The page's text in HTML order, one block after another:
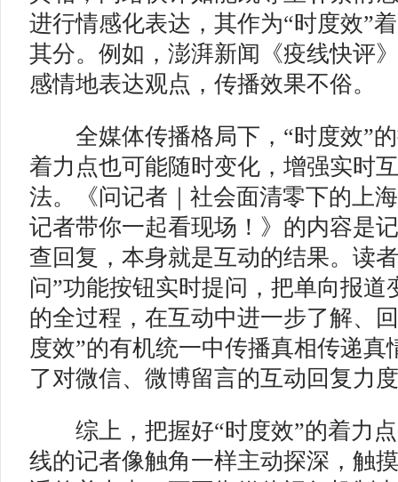
进行情感化表达，其作为“时度效”
其分。例如，澎湃新闻《疫线快评
感情地表达观点，传播效果不俗。
全媒体传播格局下，“时度效”的
着力点也可能随时变化，增强实时
法。《问记者｜社会面清零下的上
记者带你一起看现场！》的内容是
查回复，本身就是互动的结果。读
问”功能按钮实时提问，把单向报道
的全过程，在互动中进一步了解、
度效”的有机统一中传播真相传递真
了对微信、微博留言的互动回复力
综上，把握好“时度效”的着力点
线的记者像触角一样主动探深，触